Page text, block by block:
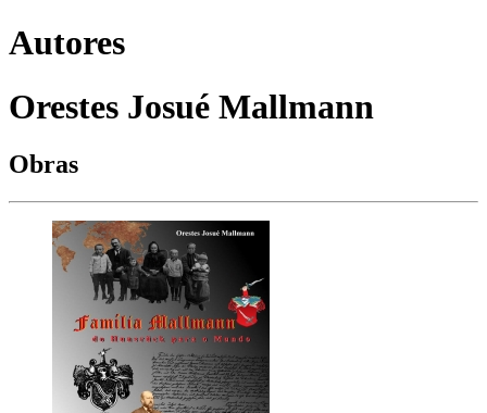
Autores
Orestes Josué Mallmann
Obras